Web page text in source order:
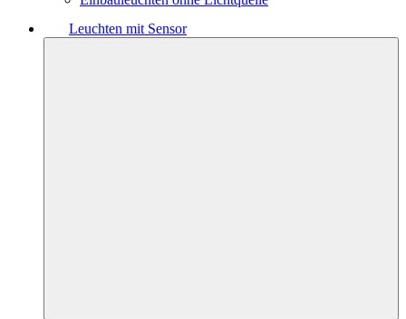
Leuchten mit Sensor